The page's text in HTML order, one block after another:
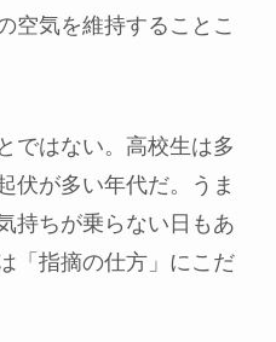
空気を維持することこ
ではない。高校生は多
伏が多い年代だ。うま
持ちが乗らない日もあ
「指摘の仕方」にこだ